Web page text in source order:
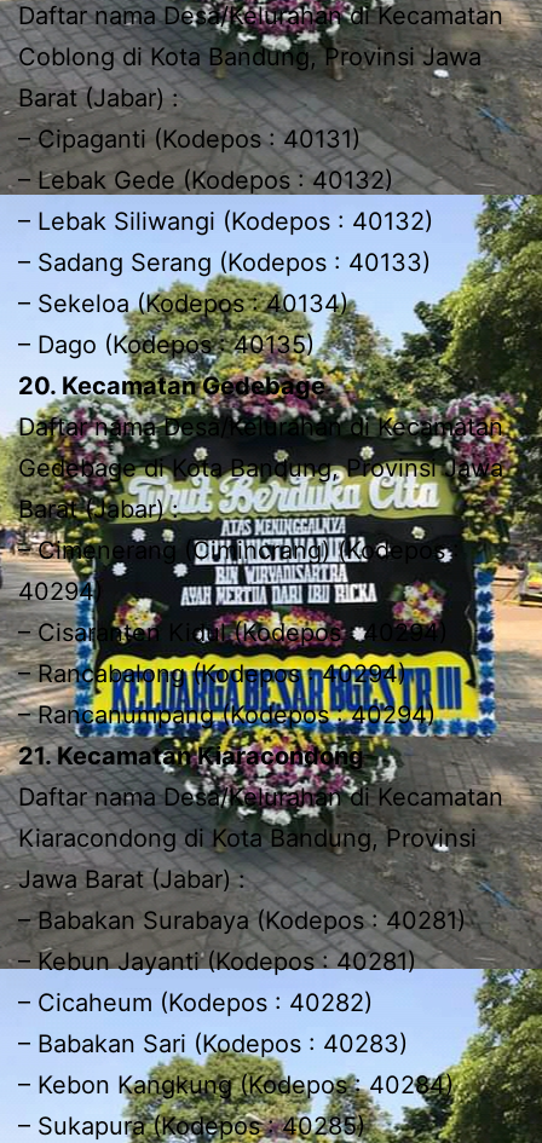
Daftar nama Desa/Kelurahan di Kecamatan
Coblong di Kota Bandung, Provinsi Jawa
Barat (Jabar) :
– Cipaganti (Kodepos : 40131)
– Lebak Gede (Kodepos : 40132)
– Lebak Siliwangi (Kodepos : 40132)
– Sadang Serang (Kodepos : 40133)
– Sekeloa (Kodepos : 40134)
– Dago (Kodepos : 40135)
20. Kecamatan Gedebage
Daftar nama Desa/Kelurahan di Kecamatan
Gedebage di Kota Bandung, Provinsi Jawa
Barat (Jabar) :
– Cimenerang (Cimincrang) (Kodepos :
40294)
– Cisaranten Kidul (Kodepos : 40294)
– Rancabalong (Kodepos : 40294)
– Rancanumpang (Kodepos : 40294)
21. Kecamatan Kiaracondong
Daftar nama Desa/Kelurahan di Kecamatan
Kiaracondong di Kota Bandung, Provinsi
Jawa Barat (Jabar) :
– Babakan Surabaya (Kodepos : 40281)
– Kebun Jayanti (Kodepos : 40281)
– Cicaheum (Kodepos : 40282)
– Babakan Sari (Kodepos : 40283)
– Kebon Kangkung (Kodepos : 40284)
– Sukapura (Kodepos : 40285)